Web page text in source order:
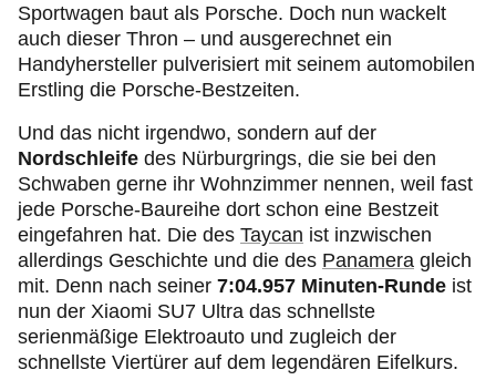
Sportwagen baut als Porsche. Doch nun wackelt
auch dieser Thron – und ausgerechnet ein
Handyhersteller pulverisiert mit seinem automobilen
Erstling die Porsche-Bestzeiten.
Und das nicht irgendwo, sondern auf der
Nordschleife des Nürburgrings, die sie bei den
Schwaben gerne ihr Wohnzimmer nennen, weil fast
jede Porsche-Baureihe dort schon eine Bestzeit
eingefahren hat. Die des Taycan ist inzwischen
allerdings Geschichte und die des Panamera gleich
mit. Denn nach seiner 7:04.957 Minuten-Runde ist
nun der Xiaomi SU7 Ultra das schnellste
serienmäßige Elektroauto und zugleich der
schnellste Viertürer auf dem legendären Eifelkurs.